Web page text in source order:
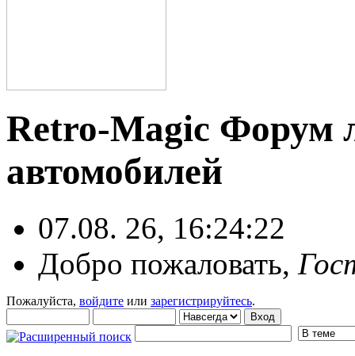
Retro-Magic Форум
автомобилей
07.08. 26, 16:24:22
Добро пожаловать,
Пожалуйста, войдите или зарегистрируйтесь.